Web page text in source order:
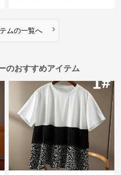
ムの一覧へ ›
のおすすめアイテム